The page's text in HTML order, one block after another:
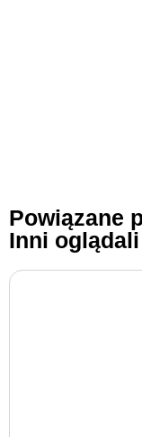
Powiązane
Inni oglądali